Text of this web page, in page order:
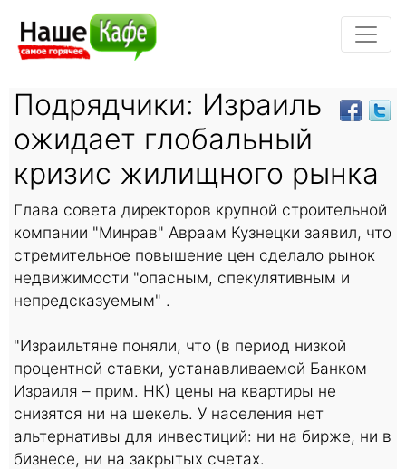
Подрядчики: Израиль
ожидает глобальный
кризис жилищного рынка
Глава совета директоров крупной строительной
компании "Минрав" Авраам Кузнецки заявил, что
стремительное повышение цен сделало рынок
недвижимости "опасным, спекулятивным и
непредсказуемым" .
"Израильтяне поняли, что (в период низкой
процентной ставки, устанавливаемой Банком
Израиля – прим. НК) цены на квартиры не
снизятся ни на шекель. У населения нет
альтернативы для инвестиций: ни на бирже, ни в
бизнесе, ни на закрытых счетах.